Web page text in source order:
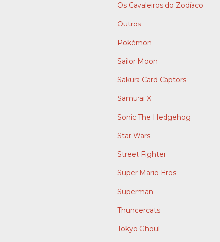
Os Cavaleiros do Zodíaco
Outros
Pokémon
Sailor Moon
Sakura Card Captors
Samurai X
Sonic The Hedgehog
Star Wars
Street Fighter
Super Mario Bros
Superman
Thundercats
Tokyo Ghoul